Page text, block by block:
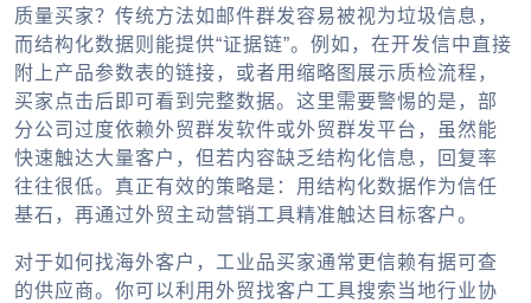
质量买家？传统方法如邮件群发容易被视为垃圾信息，
而结构化数据则能提供“证据链”。例如，在开发信中直接
附上产品参数表的链接，或者用缩略图展示质检流程，
买家点击后即可看到完整数据。这里需要警惕的是，部
分公司过度依赖外贸群发软件或外贸群发平台，虽然能
快速触达大量客户，但若内容缺乏结构化信息，回复率
往往很低。真正有效的策略是：用结构化数据作为信任
基石，再通过外贸主动营销工具精准触达目标客户。
对于如何找海外客户，工业品买家通常更信赖有据可查
的供应商。你可以利用外贸找客户工具搜索当地行业协